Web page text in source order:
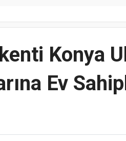
Konya
Ev